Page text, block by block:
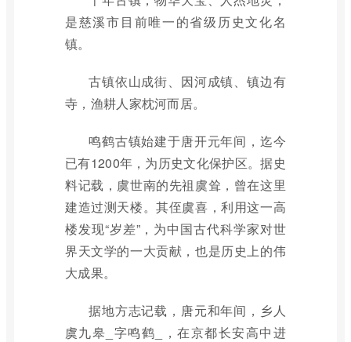
是慈溪市目前唯一的省级历史文化名
镇。
古镇依山成街、因河成镇、镇边有
寺，渔耕人家枕河而居。
鸣鹤古镇始建于唐开元年间，迄今
已有1200年，为历史文化保护区。据史
料记载，虞世南的先祖虞耸，曾在这里
建造过测天楼。其侄虞喜，利用这一高
楼发现“岁差”，为中国古代科学家对世
界天文学的一大贡献，也是历史上的伟
大成果。
据地方志记载，唐元和年间，乡人
虞九皋_字鸣鹤_，在京都长安高中进